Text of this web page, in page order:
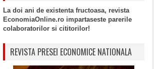
La doi ani de existenta fructoasa, revista
EconomiaOnline.ro impartaseste parerile
colaboratorilor si cititorilor!
REVISTA PRESEI ECONOMICE NATIONALA